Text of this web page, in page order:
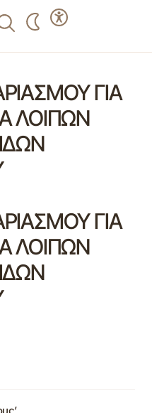
ΓΙΑ
ΛΟΙΠΩΝ
ΓΙΑ
ΛΟΙΠΩΝ